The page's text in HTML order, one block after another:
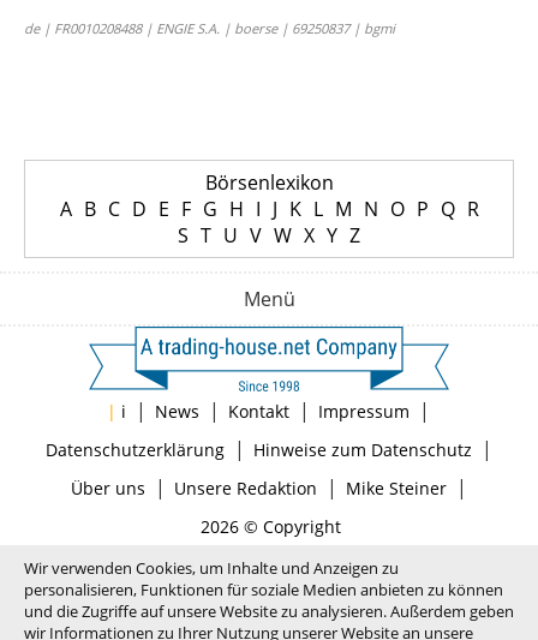
de | FR0010208488 | ENGIE S.A. | boerse | 69250837 | bgmi
Börsenlexikon
A B C D E F G H I J K L M N O P Q R
S T U V W X Y Z
Menü
| i | News | Kontakt | Impressum |
Datenschutzerklärung| Hinweise zum Datenschutz |
Über uns | Unsere Redaktion | Mike Steiner|
2026 © Copyright
Wir verwenden Cookies, um Inhalte und Anzeigen zu
personalisieren, Funktionen für soziale Medien anbieten zu können
und die Zugriffe auf unsere Website zu analysieren. Außerdem geben
wir Informationen zu Ihrer Nutzung unserer Website an unsere